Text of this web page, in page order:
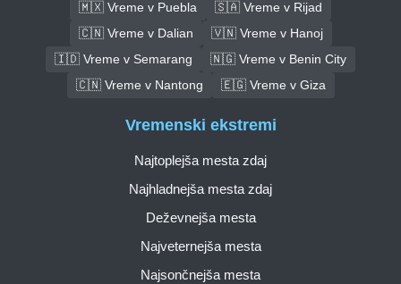
🇲🇽 Vreme v Puebla
🇸🇦 Vreme v Rijad
🇨🇳 Vreme v Dalian
🇻🇳 Vreme v Hanoj
🇮🇩 Vreme v Semarang
🇳🇬 Vreme v Benin City
🇨🇳 Vreme v Nantong
🇪🇬 Vreme v Giza
Vremenski ekstremi
Najtoplejša mesta zdaj
Najhladnejša mesta zdaj
Deževnejša mesta
Najveternejša mesta
Najsončnejša mesta